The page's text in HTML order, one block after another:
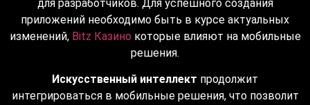
для разработчиков. Для успешного создания
приложений необходимо быть в курсе актуальных
изменений, Bitz Казино которые влияют на мобильные
решения.
Искусственный интеллект продолжит
интегрироваться в мобильные решения, что позволит